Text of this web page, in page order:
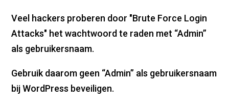
Veel hackers proberen door "Brute Force Login
Attacks" het wachtwoord te raden met “Admin”
als gebruikersnaam.
Gebruik daarom geen “Admin” als gebruikersnaam
bij WordPress beveiligen.